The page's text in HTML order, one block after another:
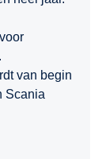
van begin
Scania